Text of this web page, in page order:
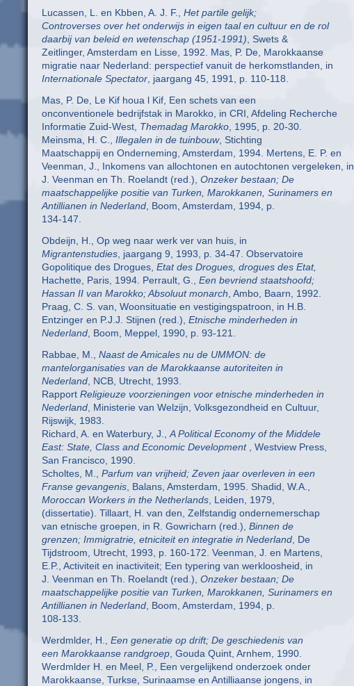
Lucassen, L. en Kbben, A. J. F., Het partile gelijk;
Controverses over het onderwijs in eigen taal en cultuur en de rol
daarbij van beleid en wetenschap (1951-1991) , Swets &
Zeitlinger, Amsterdam en Lisse, 1992. Mas, P. De, Marokkaanse
migratie naar Nederland: perspectief vanuit de herkomstlanden, in
Internationale Spectator , jaargang 45, 1991, p. 110-118.
Mas, P. De, Le Kif houa l Kif, Een schets van een
onconventionele bedrijfstak in Marokko, in CRI, Afdeling Recherche
Informatie Zuid-West, Themadag Marokko , 1995, p. 20-30.
Meinsma, H. C., Illegalen in de tuinbouw, Stichting
Maatschappij en Onderneming, Amsterdam, 1994. Mertens, E. P. en
Veenman, J., Inkomens van allochtonen en autochtonen vergeleken, in
J. Veenman en Th. Roelandt (red.), Onzeker bestaan; De
maatschappelijke positie van Turken, Marokkanen, Surinamers en
Antillianen in Nederland , Boom, Amsterdam, 1994, p.
134-147.
Obdeijn, H., Op weg naar werk ver van huis, in
Migrantenstudies , jaargang 9, 1993, p. 34-47. Observatoire
Gopolitique des Drogues, Etat des Drogues, drogues des Etat,
Hachette, Paris, 1994. Perrault, G., Een bevriend staatshoofd;
Hassan II van Marokko; Absoluut monarch , Ambo, Baarn, 1992.
Praag, C. S. van, Woonsituatie en vestigingspatroon, in H.B.
Entzinger en P.J.J. Stijnen (red.), Etnische minderheden in
Nederland , Boom, Meppel, 1990, p. 93-121.
Rabbae, M., Naast de Amicales nu de UMMON: de
mantelorganisaties van de Marokkaanse autoriteiten in
Nederland , NCB, Utrecht, 1993.
Rapport Religieuze voorzieningen voor etnische minderheden in
Nederland , Ministerie van Welzijn, Volksgezondheid en Cultuur,
Rijswijk, 1983.
Richard, A. en Waterbury, J., A Political Economy of the Middele
East: State, Class and Economic Development, Westview Press,
San Francisco, 1990.
Scholtes, M., Parfum van vrijheid; Zeven jaar overleven in een
Franse gevangenis , Balans, Amsterdam, 1995. Shadid, W.A.,
Moroccan Workers in the Netherlands , Leiden, 1979,
(dissertatie). Tillaart, H. van den, Zelfstandig ondernemerschap
van etnische groepen, in R. Gowricharn (red.), Binnen de
grenzen; Immigratrie, etniciteit en integratie in Nederland , De
Tijdstroom, Utrecht, 1993, p. 160-172. Veenman, J. en Martens,
E.P., Activiteit en inactiviteit; Een typering van werkloosheid, in
J. Veenman en Th. Roelandt (red.), Onzeker bestaan; De
maatschappelijke positie van Turken, Marokkanen, Surinamers en
Antillianen in Nederland , Boom, Amsterdam, 1994, p.
108-133.
Werdmlder, H., Een generatie op drift; De geschiedenis van
een Marokkaanse randgroep , Gouda Quint, Arnhem, 1990.
Werdmlder H. en Meel, P., Een vergelijkend onderzoek onder
Marokkaanse, Turkse, Surinaamse en Antilliaanse jongens, in